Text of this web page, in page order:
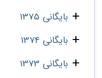
بایگانی 1375
بایگانی 1374
بایگانی 1373